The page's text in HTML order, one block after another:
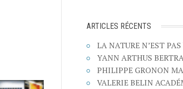
ARTICLES RÉCENTS
LA NATURE N’EST
YANN ARTHUS
PHILIPPE GRONON
VALERIE BELIN